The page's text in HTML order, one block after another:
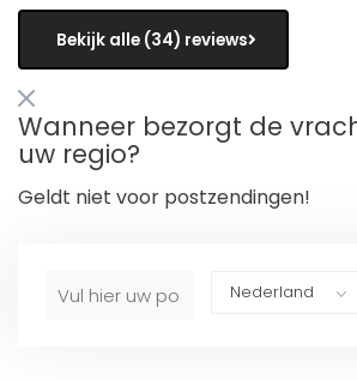
Bekijk alle (34) reviews
Wanneer bezorgt de
uw regio?
Geldt niet voor postzendingen!